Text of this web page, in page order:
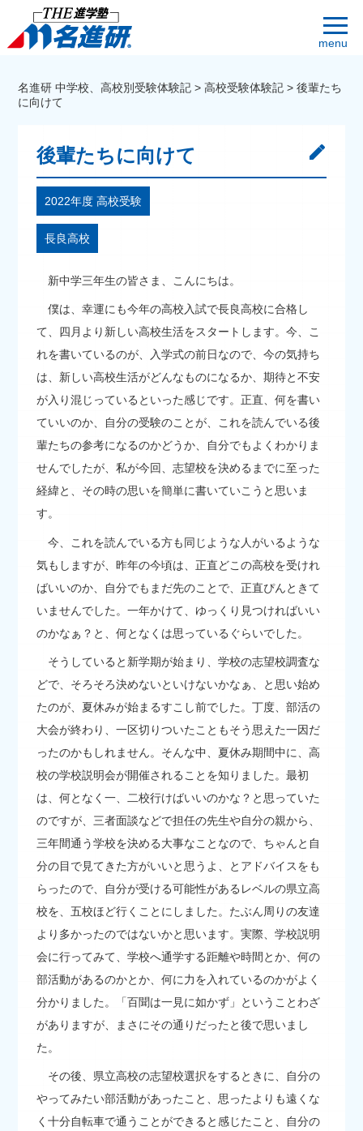
menu
名進研 中学校、高校別受験体験記 >高校受験体験記 >後輩たち
に向けて
後輩たちに向けて
2022年度 高校受験
長良高校
新中学三年生の皆さま、こんにちは。
僕は、幸運にも今年の高校入試で長良高校に合格し
て、四月より新しい高校生活をスタートします。今、こ
れを書いているのが、入学式の前日なので、今の気持ち
は、新しい高校生活がどんなものになるか、期待と不安
が入り混じっているといった感じです。正直、何を書い
ていいのか、自分の受験のことが、これを読んでいる後
輩たちの参考になるのかどうか、自分でもよくわかりま
せんでしたが、私が今回、志望校を決めるまでに至った
経緯と、その時の思いを簡単に書いていこうと思いま
す。
今、これを読んでいる方も同じような人がいるような
気もしますが、昨年の今頃は、正直どこの高校を受けれ
ばいいのか、自分でもまだ先のことで、正直ぴんときて
いませんでした。一年かけて、ゆっくり見つければいい
のかなぁ？と、何となくは思っているぐらいでした。
そうしていると新学期が始まり、学校の志望校調査な
どで、そろそろ決めないといけないかなぁ、と思い始め
たのが、夏休みが始まるすこし前でした。丁度、部活の
大会が終わり、一区切りついたこともそう思えた一因だ
ったのかもしれません。そんな中、夏休み期間中に、高
校の学校説明会が開催されることを知りました。最初
は、何となく一、二校行けばいいのかな？と思っていた
のですが、三者面談などで担任の先生や自分の親から、
三年間通う学校を決める大事なことなので、ちゃんと自
分の目で見てきた方がいいと思うよ、とアドバイスをも
らったので、自分が受ける可能性があるレベルの県立高
校を、五校ほど行くことにしました。たぶん周りの友達
より多かったのではないかと思います。実際、学校説明
会に行ってみて、学校へ通学する距離や時間とか、何の
部活動があるのかとか、何に力を入れているのかがよく
分かりました。「百聞は一見に如かず」ということわざ
がありますが、まさにその通りだったと後で思いまし
た。
その後、県立高校の志望校選択をするときに、自分の
やってみたい部活動があったこと、思ったよりも遠くな
く十分自転車で通うことができると感じたこと、自分の